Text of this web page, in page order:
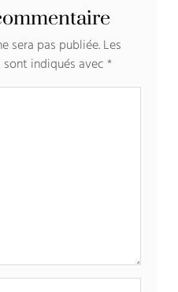
sera pas publiée.Les
indiqués avec*